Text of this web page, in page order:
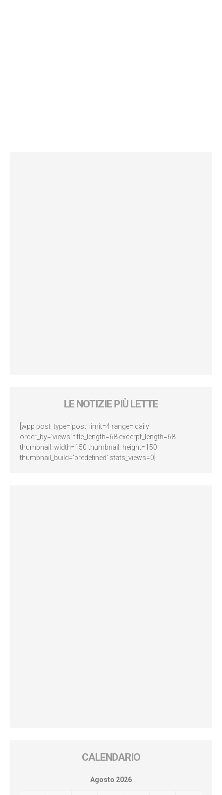
LE NOTIZIE PIÙ LETTE
[wpp post_type='post' limit=4 range='daily'
order_by='views' title_length=68 excerpt_length=68
thumbnail_width=150 thumbnail_height=150
thumbnail_build='predefined' stats_views=0]
CALENDARIO
Agosto 2026